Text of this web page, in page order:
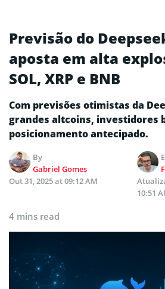
Previsão do
aposta em alta
SOL, XRP e BNB
Com previsões otimistas da
grandes altcoins, investidores
posicionamento antecipado.
By
Gabriel Gomes
Out 31, 2025 at 09:12 AM
10:51
4 mins read